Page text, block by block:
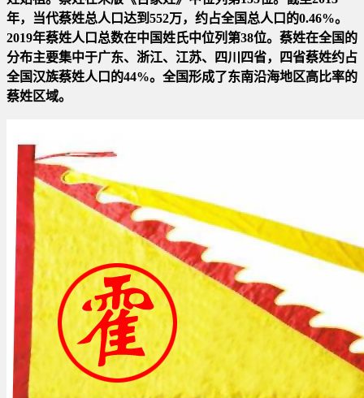
年，当代蔡姓总人口达到552万，约占全国总人口的0.46%。
2019年蔡姓人口总数在中国姓氏中位列第38位。蔡姓在全国的
分布主要集中于广东、浙江、江苏、四川四省，四省蔡姓约占
全国汉族蔡姓人口的44%。全国形成了东南沿海地区高比率的
蔡姓区域。